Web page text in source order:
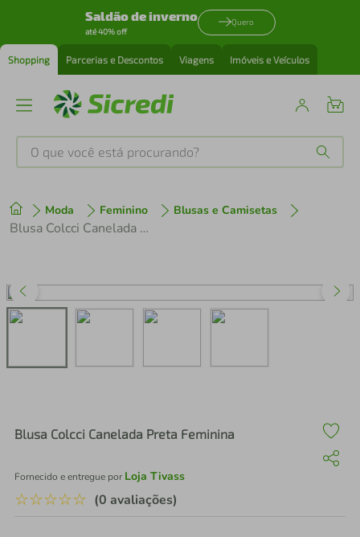
Saldão de inverno
até 40% off
Quero
Shopping Parcerias e Descontos Viagens Imóveis e Veículos
O que você está procurando?
Moda Feminino Blusas e Camisetas
Blusa Colcci Canelada Preta Feminina
Blusa Colcci Canelada Preta Feminina
Fornecido e entregue por Loja Tivass
☆☆☆☆☆ (0 avaliações)
1 º tenis
perfume